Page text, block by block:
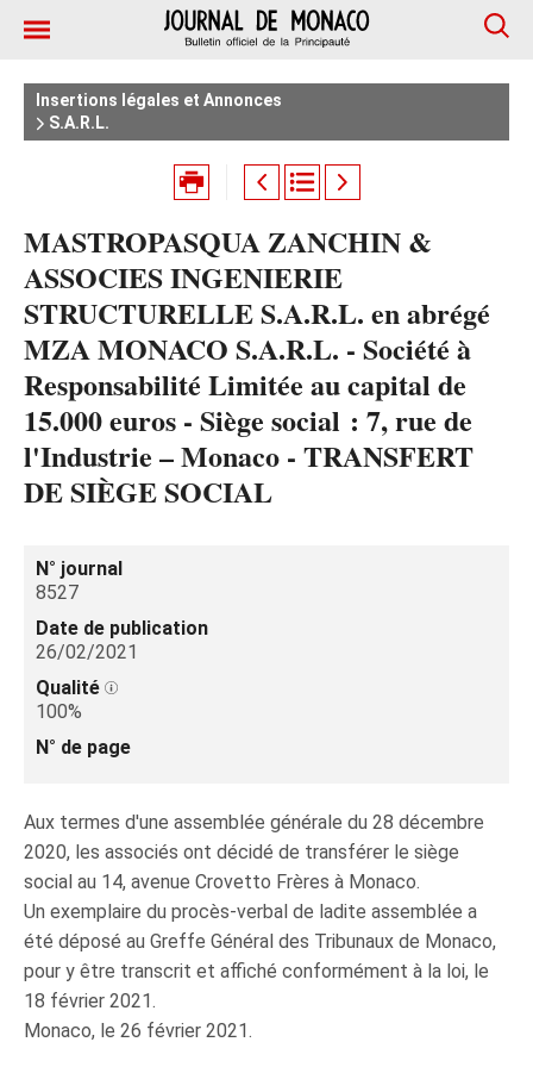
Insertions légales et Annonces
S.A.R.L.
MASTROPASQUA ZANCHIN &
ASSOCIES INGENIERIE
STRUCTURELLE S.A.R.L. en abrégé
MZA MONACO S.A.R.L. - Société à
Responsabilité Limitée au capital de
15.000 euros - Siège social : 7, rue de
l'Industrie – Monaco - TRANSFERT
DE SIÈGE SOCIAL
N° journal
8527
Date de publication
26/02/2021
Qualité
100%
N° de page
Aux termes d'une assemblée générale du 28 décembre
2020, les associés ont décidé de transférer le siège
social au 14, avenue Crovetto Frères à Monaco.
Un exemplaire du procès-verbal de ladite assemblée a
été déposé au Greffe Général des Tribunaux de Monaco,
pour y être transcrit et affiché conformément à la loi, le
18 février 2021.
Monaco, le 26 février 2021.